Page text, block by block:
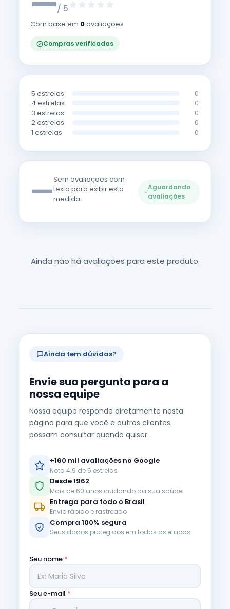
/ 5
Com base em 0avaliações
Compras verificadas
5 estrelas 0
4 estrelas 0
3 estrelas 0
2 estrelas 0
1 estrelas 0
—Sem avaliações com
texto para exibir esta
medida.
Aguardando
avaliações
Ainda não há avaliações para este produto.
Ainda tem dúvidas?
Envie sua pergunta para a
nossa equipe
Nossa equipe responde diretamente nesta
página para que você e outros clientes
possam consultar quando quiser.
+160 mil avaliações no Google
Nota 4.9 de 5 estrelas
Desde 1962
Mais de 60 anos cuidando da sua saúde
Entrega para todo o Brasil
Envio rápido e rastreado
Compra 100% segura
Seus dados protegidos em todas as etapas
Seu nome *
Seu e-mail *